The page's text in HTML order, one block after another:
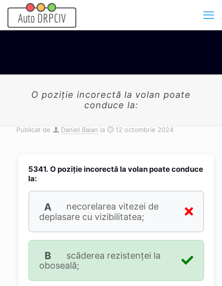
O poziție incorectă la volan poate
conduce la:
Publicat de Daniel Balan la 12 octombrie 2024
5341. O poziție incorectă la volan poate conduce
la:
A
necorelarea vitezei de
deplasare cu vizibilitatea;
B
scăderea rezistenței la
oboseală;